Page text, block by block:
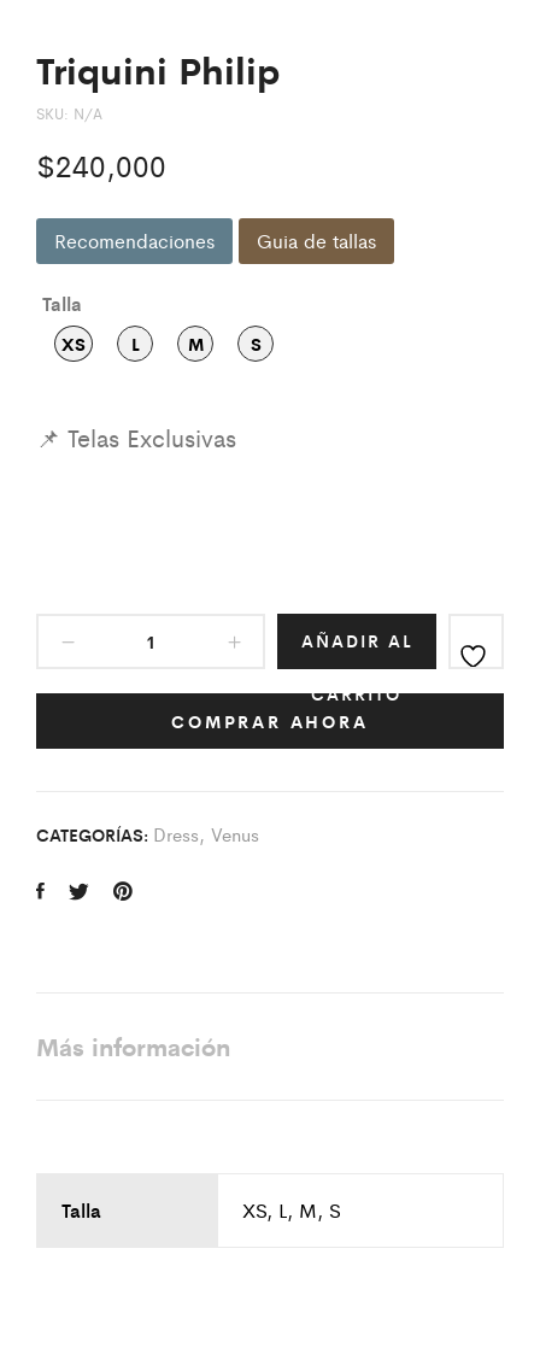
Triquini Philip
SKU: N/A
$240,000
Recomendaciones Guia de tallas
Talla
XS L M S
AÑADIR AL
CARRITO
COMPRAR AHORA
CATEGORÍAS: Dress, Venus
Más información
Talla XS, L, M, S